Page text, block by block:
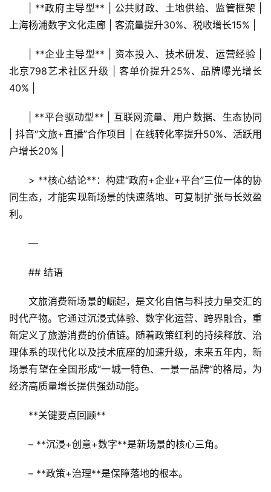
| **政府主导型** | 公共财政、土地供给、监管框架 |
上海杨浦数字文化走廊 | 客流量提升30%、税收增长15% |
| **企业主导型** | 资本投入、技术研发、运营经验 |
北京798艺术社区升级 | 客单价提升25%、品牌曝光增长
40% |
| **平台驱动型** | 互联网流量、用户数据、生态协同
| 抖音“文旅+直播”合作项目 | 在线转化率提升50%、活跃用
户增长20% |
> **核心结论**：构建“政府+企业+平台”三位一体的协
同生态，才能实现新场景的快速落地、可复制扩张与长效盈
利。
—
## 结语
文旅消费新场景的崛起，是文化自信与科技力量交汇的
时代产物。它通过沉浸式体验、数字化运营、跨界融合，重
新定义了旅游消费的价值链。随着政策红利的持续释放、治
理体系的现代化以及技术底座的加速升级，未来五年内，新
场景有望在全国形成“一城一特色、一景一品牌”的格局，为
经济高质量增长提供强劲动能。
**关键要点回顾**
– **沉浸+创意+数字**是新场景的核心三角。
– **政策+治理**是保障落地的根本。